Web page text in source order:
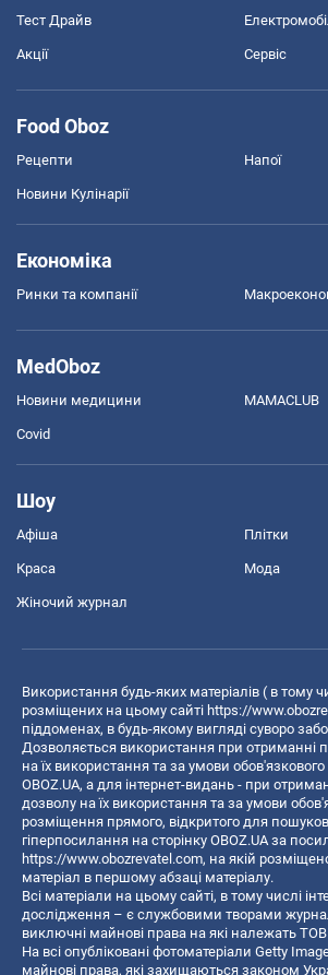
Тест Драйв
Акції Сервіс
Food Oboz
Рецепти Напої
Новини Кулінарії
Економіка
Ринки та компанії
MedOboz
Новини медицини MAMACLUB
Covid
Шоу
Афіша Плітки
Краса Мода
Жіночий журнал
Використання будь-яких матеріалів ( в тому
розміщених на цьому сайті https://
піддоменах, в будь-якому вигляді суворо
Дозволяється використання при отриманні
на їх використання та за умови
OBOZ.UA, а для інтернет-видань - при
дозволу на їх використання та за умови
розміщення прямого, відкритого для
гіперпосилання на сторінку OBOZ.UA за
https://www.obozrevatel.com, на якій
матеріал в першому абзаці матеріалу.
Всі матеріали на цьому сайті, в тому числі
дослідження – є службовими творами
виключні майнові права на які належать
На всі опубліковані фотоматеріали Getty
майнові права, які захищаються законом